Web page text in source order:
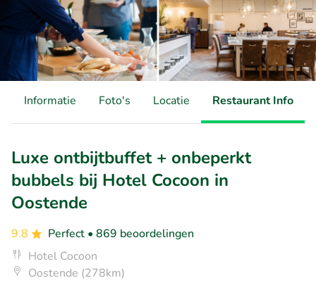
Informatie Foto's Locatie Restaurant Info
Luxe ontbijtbuffet + onbeperkt
bubbels bij Hotel Cocoon in
Oostende
9.8 Perfect • 869 beoordelingen
Hotel Cocoon
Oostende (278km)